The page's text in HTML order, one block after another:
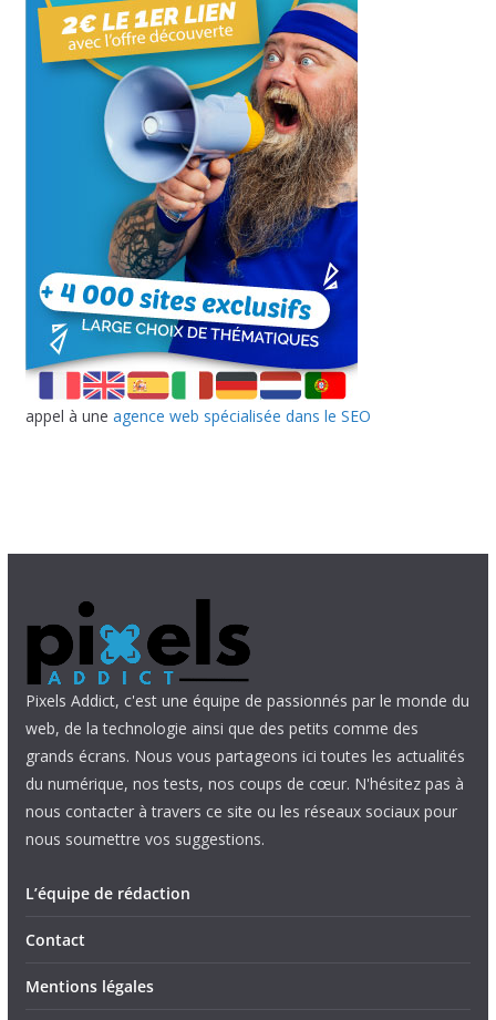
appel à une agence web spécialisée dans le SEO
Pixels Addict, c'est une équipe de passionnés par le monde du
web, de la technologie ainsi que des petits comme des
grands écrans. Nous vous partageons ici toutes les actualités
du numérique, nos tests, nos coups de cœur. N'hésitez pas à
nous contacter à travers ce site ou les réseaux sociaux pour
nous soumettre vos suggestions.
L’équipe de rédaction
Contact
Mentions légales